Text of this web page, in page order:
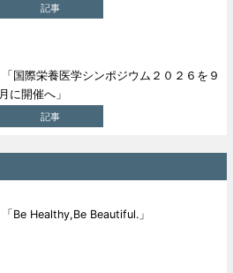
記事
「国際栄養医学シンポジウム２０２６を９
月に開催へ」
記事
「Be Healthy,Be Beautiful.」